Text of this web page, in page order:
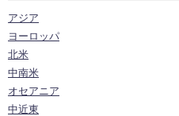
アジア
ヨーロッパ
北米
中南米
オセアニア
中近東